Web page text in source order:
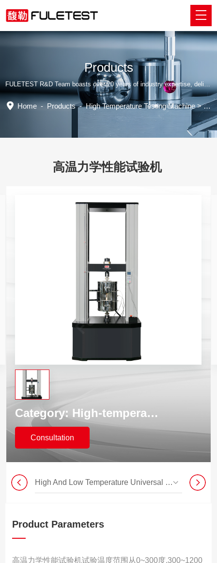
Products
FULETEST R&D Team boasts over 20 years of industry expertise, delivering tailored professional solutions.
Home - Products-High Temperature Testing Machine>
高温力学性能试验机
Category: High-temperature universal testing machine
Consultation
High And Low Temperature Universal Testing Machine
Product Parameters
高温力学性能试验机试验温度范围从0~300度,300~1200